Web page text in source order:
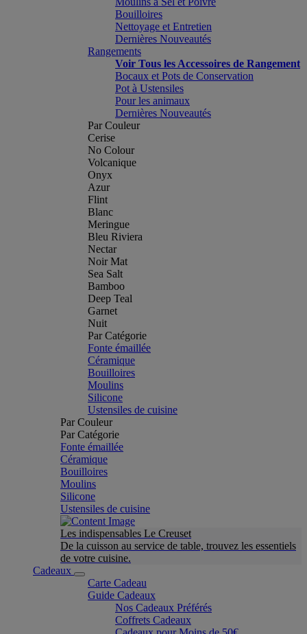
Bouilloires
Nettoyage et Entretien
Dernières Nouveautés
Rangements
Voir Tous les Accessoires de Rangement
Bocaux et Pots de Conservation
Pot à Ustensiles
Pour les animaux
Dernières Nouveautés
Par Couleur
Cerise
No Colour
Volcanique
Onyx
Azur
Flint
Blanc
Meringue
Bleu Riviera
Nectar
Noir Mat
Sea Salt
Bamboo
Deep Teal
Garnet
Nuit
Par Catégorie
Fonte émaillée
Céramique
Bouilloires
Moulins
Silicone
Ustensiles de cuisine
Par Couleur
Par Catégorie
Fonte émaillée
Céramique
Bouilloires
Moulins
Silicone
Ustensiles de cuisine
Les indispensables Le Creuset
De la cuisson au service de table, trouvez les essentiels
de votre cuisine.
Cadeaux
Carte Cadeau
Guide Cadeaux
Nos Cadeaux Préférés
Coffrets Cadeaux